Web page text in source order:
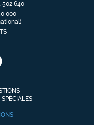
502 640
000